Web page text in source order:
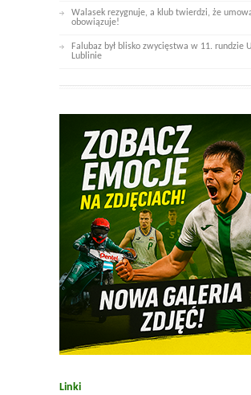
Walasek rezygnuje, a klub twierdzi, że
obowiązuje!
Falubaz był blisko zwycięstwa w 11. rundzie
Lublinie
Linki